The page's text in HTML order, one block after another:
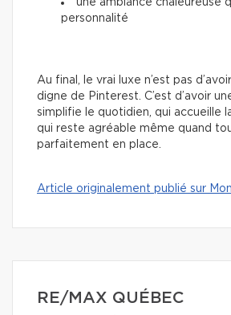
une ambiance chaleureuse
personnalité
Au final, le vrai luxe n’est pas
digne de Pinterest. C’est d’avoir
simplifie le quotidien, qui accueille
qui reste agréable même quand
parfaitement en place.
Article originalement publié sur
RE/MAX QUÉBEC